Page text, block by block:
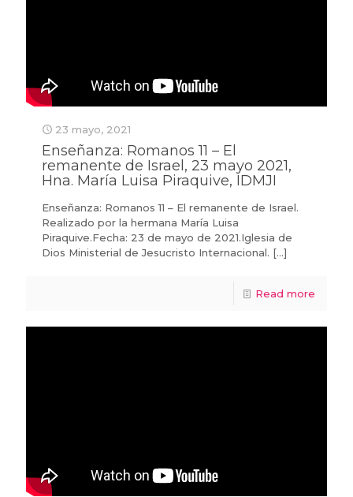
23 mayo, 2021
Enseñanza: Romanos 11 – El
remanente de Israel, 23 mayo 2021,
Hna. María Luisa Piraquive, IDMJI
Enseñanza: Romanos 11 – El remanente de Israel.
Realizado por la hermana María Luisa
Piraquive.Fecha: 23 de mayo de 2021.Iglesia de
Dios Ministerial de Jesucristo Internacional. […]
Read more